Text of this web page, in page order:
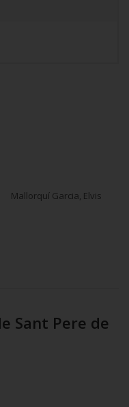
Mallorquí Garcia, Elvis
Sant Pere de